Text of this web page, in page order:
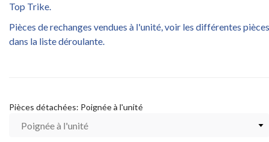
Top Trike.
Pièces de rechanges vendues à l'unité, voir les différentes pièces
dans la liste déroulante.
Pièces détachées: Poignée à l'unité